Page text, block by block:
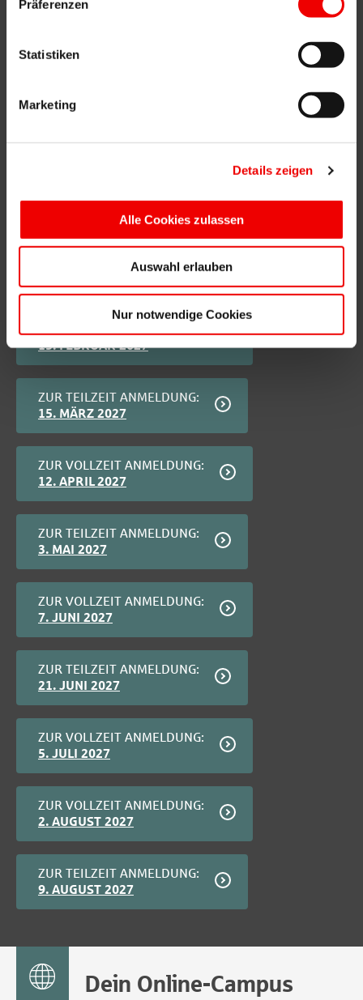
Präferenzen
Statistiken
Marketing
Details zeigen
Alle Cookies zulassen
Auswahl erlauben
Nur notwendige Cookies
16. NOVEMBER 2026
ZUR TEILZEIT ANMELDUNG:
15. FEBRUAR 2027
ZUR TEILZEIT ANMELDUNG:
15. MÄRZ 2027
ZUR VOLLZEIT ANMELDUNG:
12. APRIL 2027
ZUR TEILZEIT ANMELDUNG:
3. MAI 2027
ZUR VOLLZEIT ANMELDUNG:
7. JUNI 2027
ZUR TEILZEIT ANMELDUNG:
21. JUNI 2027
ZUR VOLLZEIT ANMELDUNG:
5. JULI 2027
ZUR VOLLZEIT ANMELDUNG:
2. AUGUST 2027
ZUR TEILZEIT ANMELDUNG:
9. AUGUST 2027
Dein Online-Campus